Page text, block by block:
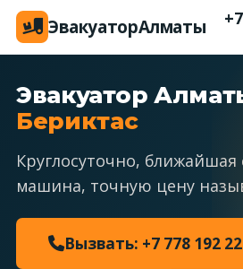
ЭвакуаторАлматы
Эвакуатор
Бериктас
Круглосуточно, ближайшая
машина, точную цену
Вызвать: +7 778 192